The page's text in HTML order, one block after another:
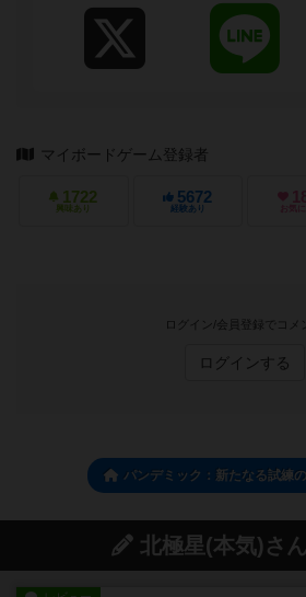
マイボードゲーム登録者
1722
興味あり
5672
経験あり お気
ログイン/会員登録でコメ
ログインする
パンデミック：新たなる試練
北極星(本気)さ